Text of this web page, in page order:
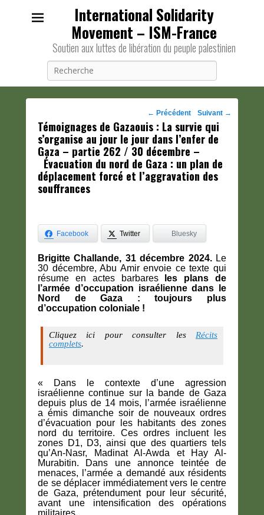
International Solidarity
Movement – ISM-France
Soutien aux luttes de libération du peuple palestinien
Navigation
des
posts
← Précédent Suivant →
Témoignages de Gazaouis : La survie qui
s’organise au jour le jour dans l’enfer de
Gaza – partie 262 / 30 décembre –
Évacuation du nord de Gaza : un plan de
déplacement forcé et l’aggravation des
souffrances
Facebook Twitter Bluesky
Brigitte Challande, 31 décembre 2024. Le
30 décembre, Abu Amir envoie ce texte qui
résume en actes barbaresles plans de
l’armée d’occupation israélienne dans le
Nord de Gaza : toujours plus
d’occupation coloniale !
Cliquez ici pour consulter les Récits
complets.
« Dans le contexte d’une agression
israélienne continue sur la bande de Gaza
depuis plus de 14 mois, l’armée israélienne
a émis dimanche soir de nouveaux ordres
d’évacuation pour les habitants des zones
nord du territoire. Ces ordres incluent les
zones D1, D3, ainsi que des quartiers tels
qu’An-Nasr, Madinat Al-Awda et Hay Al-
Murabitin. Dans une annonce teintée de
menaces, l’armée a demandé aux résidents
de se déplacer immédiatement vers le centre
de Gaza, prétendument pour leur sécurité,
avant une intensification des opérations
militaires.